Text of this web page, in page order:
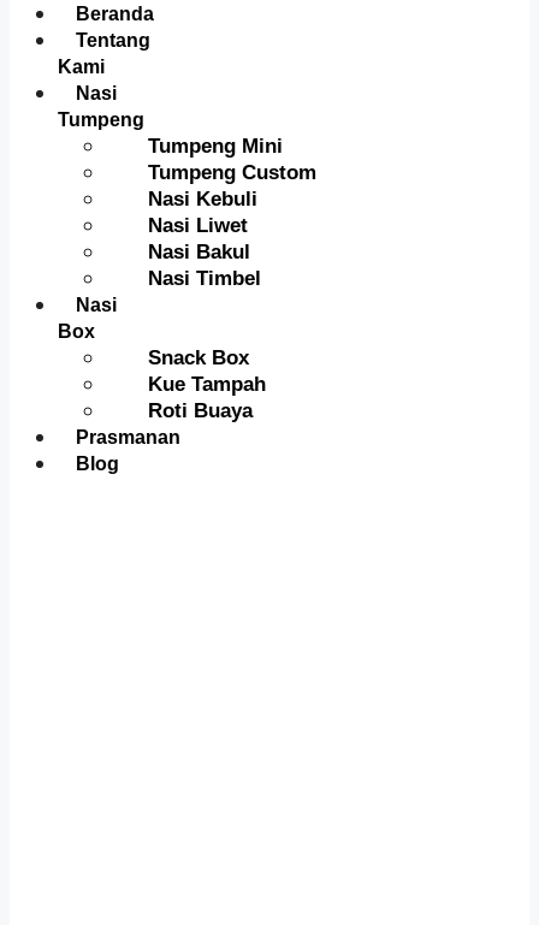
Menu
Beranda
Tentang
Kami
Nasi
Tumpeng
Tumpeng Mini
Tumpeng Custom
Nasi Kebuli
Nasi Liwet
Nasi Bakul
Nasi Timbel
Nasi
Box
Snack Box
Kue Tampah
Roti Buaya
Prasmanan
Blog